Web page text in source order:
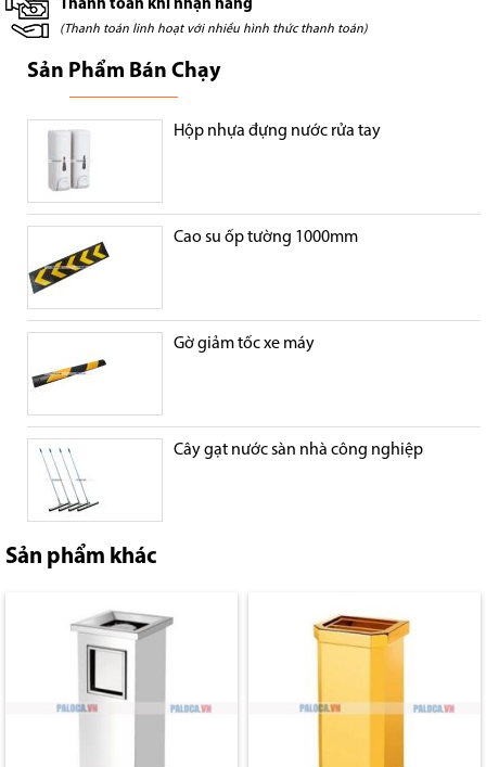
Thanh toán khi nhận hàng
(Thanh toán linh hoạt với nhiều hình thức thanh toán)
Sản Phẩm Bán Chạy
Hộp nhựa đựng nước rửa tay
Cao su ốp tường 1000mm
Gờ giảm tốc xe máy
Cây gạt nước sàn nhà công nghiệp
Sản phẩm khác